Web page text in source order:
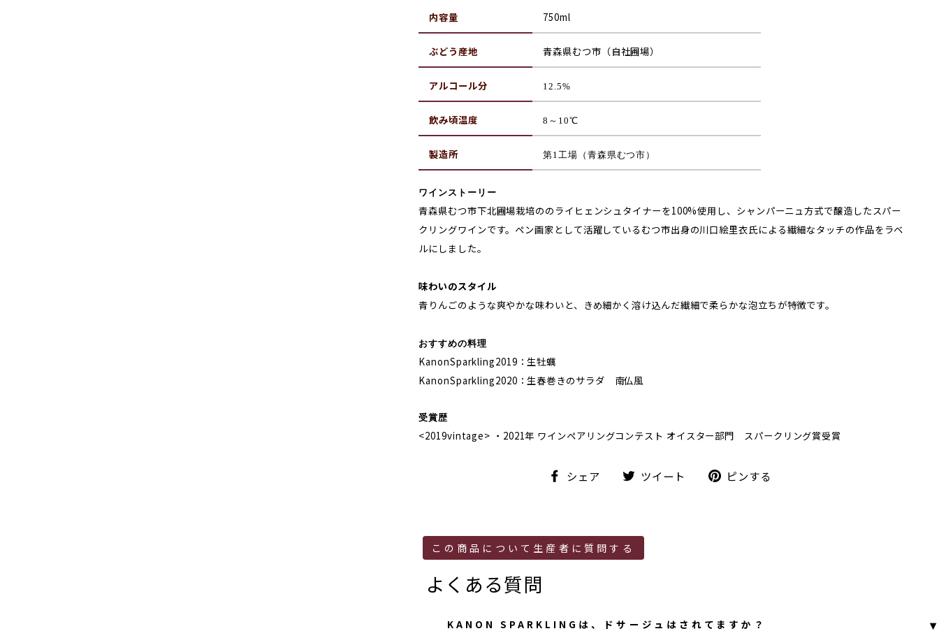
内容量 750ml
ぶどう産地 青森県むつ市（自社圃場）
アルコール分 12.5%
飲み頃温度 8～10℃
製造所 第1工場（青森県むつ市）
ワインストーリー
青森県むつ市下北圃場栽培ののライヒェンシュタイナーを100%使用し、シャンパーニュ方式で醸造したスパー
クリングワインです。ペン画家として活躍しているむつ市出身の川口絵里衣氏による繊細なタッチの作品をラベ
ルにしました。
味わいのスタイル
青りんごのような爽やかな味わいと、きめ細かく溶け込んだ繊細で柔らかな泡立ちが特徴です。
おすすめの料理
KanonSparkling2019：生牡蠣
KanonSparkling2020：生春巻きのサラダ 南仏風
受賞歴
<2019vintage> ・2021年 ワインペアリングコンテスト オイスター部門 スパークリング賞受賞
シェア
シ
ツイート
ツ
ピンする
この商品について生産者に質問する
よくある質問
KANON SPARKLINGは、ドサージュはされてますか？ ▾